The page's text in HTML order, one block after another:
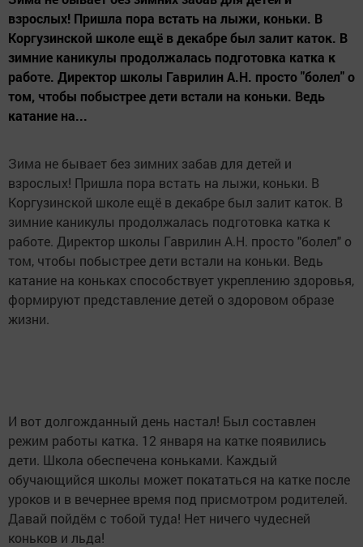
взрослых! Пришла пора встать на лыжи, коньки. В
Коргузинской школе ещё в декабре был залит каток. В
зимние каникулы продолжалась подготовка катка к
работе. Директор школы Гаврилин А.Н. просто "болел" о
том, чтобы побыстрее дети встали на коньки. Ведь
катание на...
Зима не бывает без зимних забав для детей и
взрослых! Пришла пора встать на лыжи, коньки. В
Коргузинской школе ещё в декабре был залит каток. В
зимние каникулы продолжалась подготовка катка к
работе. Директор школы Гаврилин А.Н. просто "болел" о
том, чтобы побыстрее дети встали на коньки. Ведь
катание на коньках способствует укреплению здоровья,
формируют представление детей о здоровом образе
жизни.
И вот долгожданный день настал! Был составлен
режим работы катка. 12 января на катке появились
дети. Школа обеспечена коньками. Каждый
обучающийся школы может покататься на катке после
уроков и в вечернее время под присмотром родителей.
Давай пойдём с тобой туда! Нет ничего чудесней
коньков и льда!